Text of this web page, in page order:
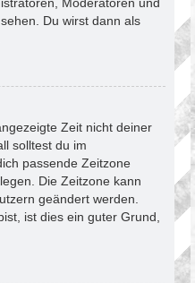
Du wirst dann als
Zeit nicht deiner
solltest du im
passende Zeitzone
Die Zeitzone kann
geändert werden.
ist dies ein guter Grund,